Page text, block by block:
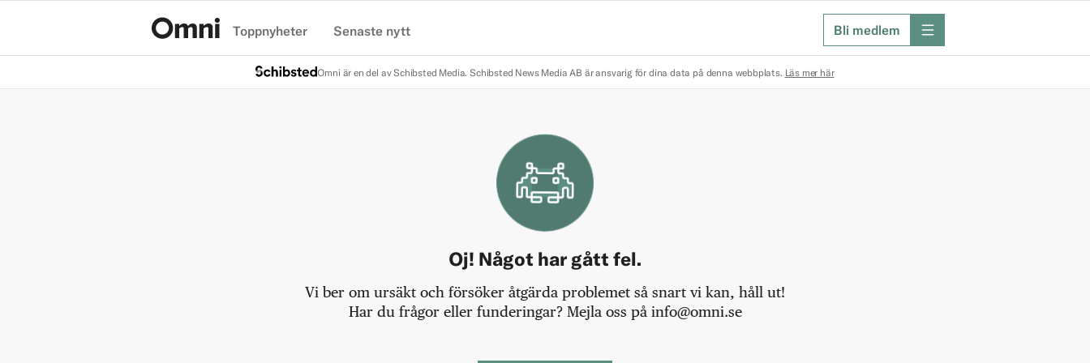
Toppnyheter Senaste nytt Bli medlem meny
Omni är en del av Schibsted Media. Schibsted News Media AB är ansvarig för dina data på denna webbplats. Läs mer här
Oj! Något har gått fel.
Vi ber om ursäkt och försöker åtgärda problemet så snart vi kan, håll ut!
Har du frågor eller funderingar? Mejla oss på info@omni.se